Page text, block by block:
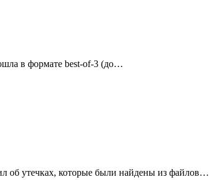
в формате best-of-3 (до…
об утечках, которые были найдены из файлов…